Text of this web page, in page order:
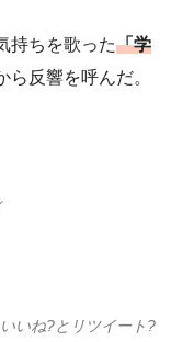
持ちを歌った「学
ら反響を呼んだ。
いね?とリツイート?